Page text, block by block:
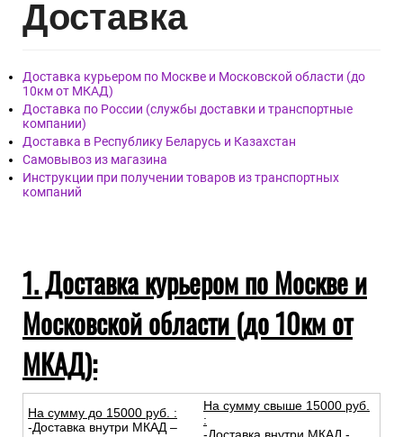
Доставка
Доставка курьером по Москве и Московской области (до
10км от МКАД)
Доставка по России (службы доставки и транспортные
компании)
Доставка в Республику Беларусь и Казахстан
Самовывоз из магазина
Инструкции при получении товаров из транспортных
компаний
1. Доставка курьером по Москве и
Московской области (до 10км от
МКАД):
На сумму до 15000 руб. :
-Доставка внутри МКАД –
На сумму свыше 15000 руб.
: